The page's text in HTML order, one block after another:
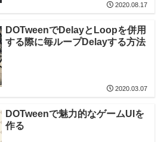
2020.08.17
DOTweenでDelayとLoopを併用
する際に毎ループDelayする方法
2020.03.07
DOTweenで魅力的なゲームUIを
作る